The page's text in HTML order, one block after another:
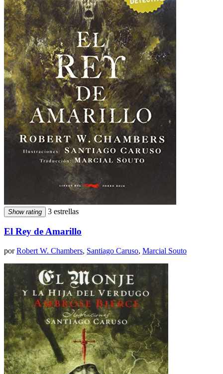
Show rating 3 estrellas
El Rey de Amarillo
porRobert W. Chambers, Santiago Caruso, Marcial Souto